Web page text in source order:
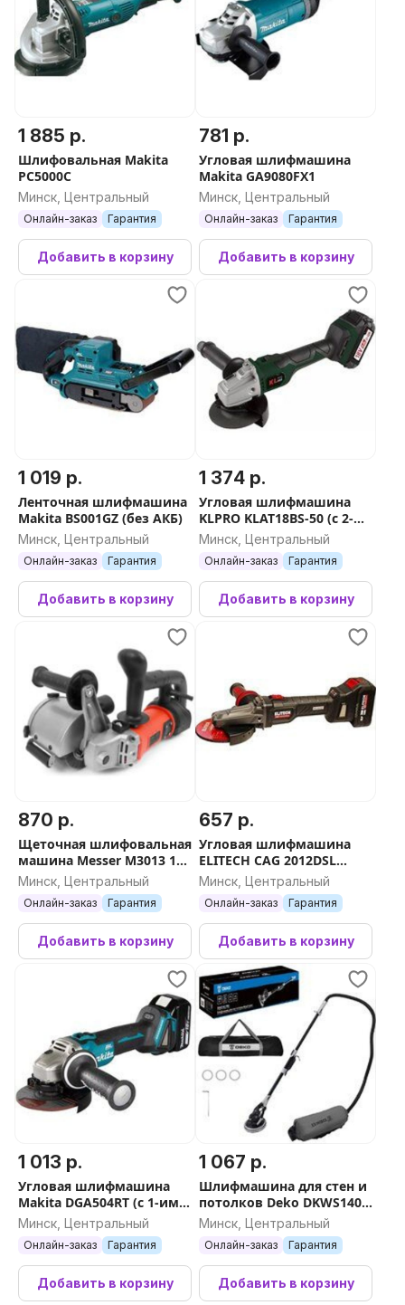
1 885 р.
Шлифовальная Makita
PC5000C
Минск, Центральный
Онлайн-заказ Гарантия
Добавить в корзину
781 р.
Угловая шлифмашина
Makita GA9080FX1
Минск, Центральный
Онлайн-заказ Гарантия
Добавить в корзину
1 019 р.
Ленточная шлифмашина
Makita BS001GZ (без АКБ)
Минск, Центральный
Онлайн-заказ Гарантия
Добавить в корзину
1 374 р.
Угловая шлифмашина
KLPRO KLAT18BS-50 (с 2-мя
АКБ, кейс)
Минск, Центральный
Онлайн-заказ Гарантия
Добавить в корзину
870 р.
Щеточная шлифовальная
машина Messer M3013 10-
43-013
Минск, Центральный
Онлайн-заказ Гарантия
Добавить в корзину
657 р.
Угловая шлифмашина
ELITECH CAG 2012DSL
E2213.075.01 (с 1-им АКБ,
Минск, Центральный
Онлайн-заказ Гарантия
Добавить в корзину
1 013 р.
Угловая шлифмашина
Makita DGA504RT (с 1-им
АКБ, кейс)
Минск, Центральный
Онлайн-заказ Гарантия
Добавить в корзину
1 067 р.
Шлифмашина для стен и
потолков Deko DKWS1400
Pro 085-1062 (сумка)
Минск, Центральный
Онлайн-заказ Гарантия
Добавить в корзину